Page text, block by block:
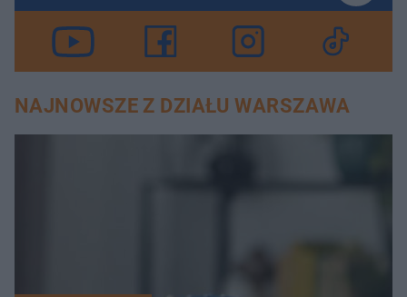
NAJNOWSZE Z DZIAŁU WARSZAWA